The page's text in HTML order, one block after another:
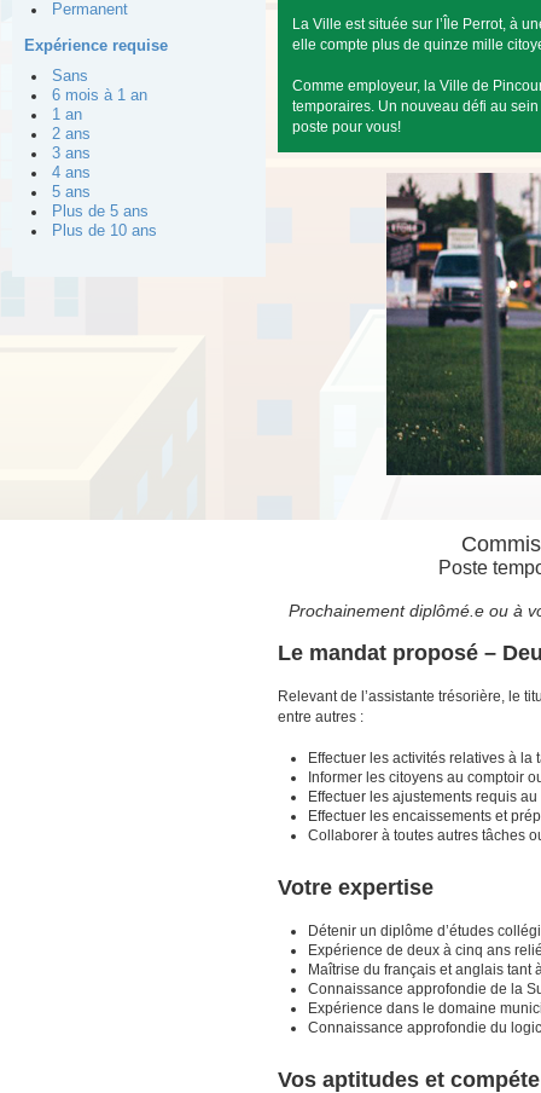
Permanent
Expérience requise
Sans
6 mois à 1 an
1 an
2 ans
3 ans
4 ans
5 ans
Plus de 5 ans
Plus de 10 ans
La Ville est située sur l’Île Perrot, à
elle compte plus de quinze mille
Comme employeur, la Ville de
temporaires. Un nouveau défi au
poste pour vous!
Poste
Prochainement diplômé.e ou à
Le mandat proposé –
Relevant de l’assistante trésorière, le
entre autres :
Effectuer les activités relatives à
Informer les citoyens au comptoir
Effectuer les ajustements requis
Effectuer les encaissements et
Collaborer à toutes autres tâches
Votre expertise
Détenir un diplôme d’études
Expérience de deux à cinq ans
Maîtrise du français et anglais tant
Connaissance approfondie de la
Expérience dans le domaine
Connaissance approfondie du
Vos aptitudes et